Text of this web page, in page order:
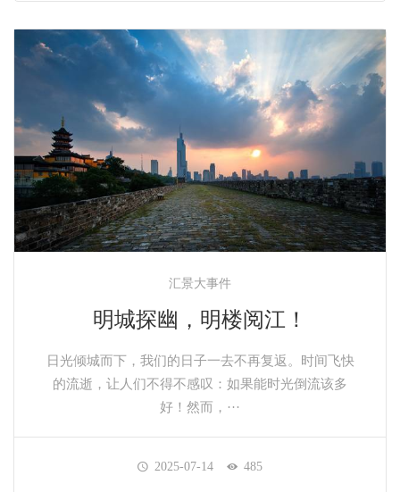
汇景大事件
明城探幽，明楼阅江！
日光倾城而下，我们的日子一去不再复返。时间飞快
的流逝，让人们不得不感叹：如果能时光倒流该多
好！然而，···
2025-07-14 485